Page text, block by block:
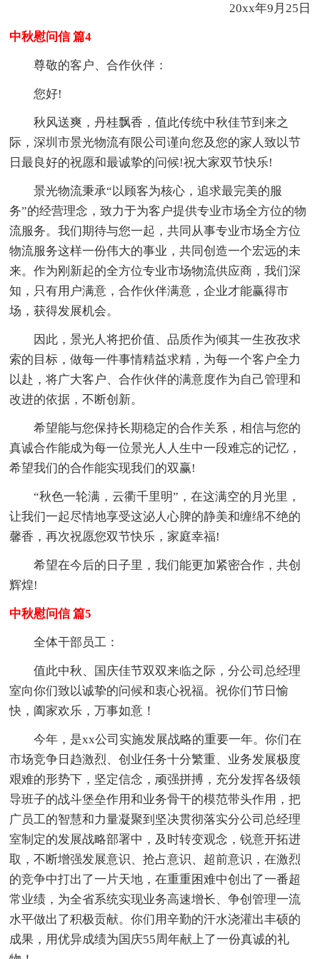
20xx年9月25日
中秋慰问信 篇4
尊敬的客户、合作伙伴：
您好!
秋风送爽，丹桂飘香，值此传统中秋佳节到来之
际，深圳市景光物流有限公司谨向您及您的家人致以节
日最良好的祝愿和最诚挚的问候!祝大家双节快乐!
景光物流秉承“以顾客为核心，追求最完美的服
务”的经营理念，致力于为客户提供专业市场全方位的物
流服务。我们期待与您一起，共同从事专业市场全方位
物流服务这样一份伟大的事业，共同创造一个宏远的未
来。作为刚新起的全方位专业市场物流供应商，我们深
知，只有用户满意，合作伙伴满意，企业才能赢得市
场，获得发展机会。
因此，景光人将把价值、品质作为倾其一生孜孜求
索的目标，做每一件事情精益求精，为每一个客户全力
以赴，将广大客户、合作伙伴的满意度作为自己管理和
改进的依据，不断创新。
希望能与您保持长期稳定的合作关系，相信与您的
真诚合作能成为每一位景光人人生中一段难忘的记忆，
希望我们的合作能实现我们的双赢!
“秋色一轮满，云衢千里明”，在这满空的月光里，
让我们一起尽情地享受这泌人心脾的静美和缠绵不绝的
馨香，再次祝愿您双节快乐，家庭幸福!
希望在今后的日子里，我们能更加紧密合作，共创
辉煌!
中秋慰问信 篇5
全体干部员工：
值此中秋、国庆佳节双双来临之际，分公司总经理
室向你们致以诚挚的问候和衷心祝福。祝你们节日愉
快，阖家欢乐，万事如意！
今年，是xx公司实施发展战略的重要一年。你们在
市场竞争日趋激烈、创业任务十分繁重、业务发展极度
艰难的形势下，坚定信念，顽强拼搏，充分发挥各级领
导班子的战斗堡垒作用和业务骨干的模范带头作用，把
广员工的智慧和力量凝聚到坚决贯彻落实分公司总经理
室制定的发展战略部署中，及时转变观念，锐意开拓进
取，不断增强发展意识、抢占意识、超前意识，在激烈
的竞争中打出了一片天地，在重重困难中创出了一番超
常业绩，为全省系统实现业务高速增长、争创管理一流
水平做出了积极贡献。你们用辛勤的汗水浇灌出丰硕的
成果，用优异成绩为国庆55周年献上了一份真诚的礼